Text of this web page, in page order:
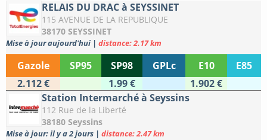
RELAIS DU DRAC à SEYSSINET
115 AVENUE DE LA REPUBLIQUE
38170 SEYSSINET
Mise à jour aujourd'hui | distance: 2.17 km
Gazole SP95 SP98 GPLc E10
E85
2.112 €
1.99 €
1.902 €
Station Intermarché à Seyssins
112 Rue de la Liberté
38180 Seyssins
Mise à jour: il y a 2 jours | distance: 2.47 km